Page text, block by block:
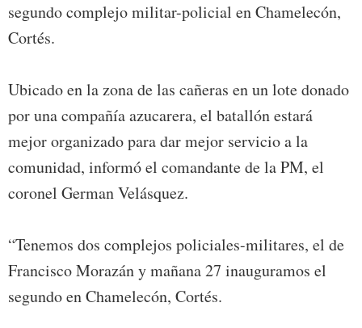
segundo complejo militar-policial en Chamelecón,
Cortés.
Ubicado en la zona de las cañeras en un lote donado
por una compañía azucarera, el batallón estará
mejor organizado para dar mejor servicio a la
comunidad, informó el comandante de la PM, el
coronel German Velásquez.
“Tenemos dos complejos policiales-militares, el de
Francisco Morazán y mañana 27 inauguramos el
segundo en Chamelecón, Cortés.